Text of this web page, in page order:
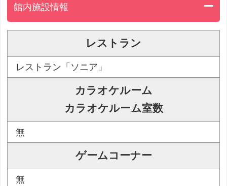
館内施設情報
レストラン
レストラン「ソニア」
カラオケルーム
カラオケルーム室数
無
ゲームコーナー
無